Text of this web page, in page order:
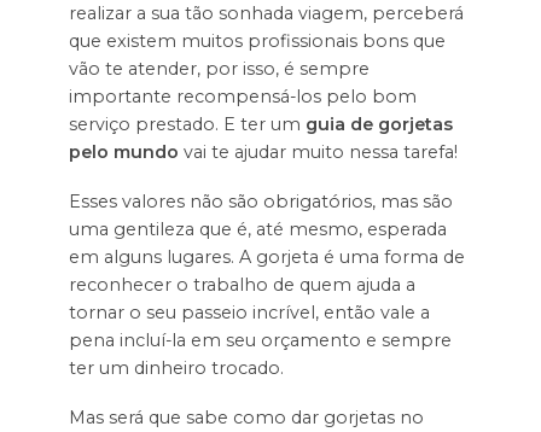
realizar a sua tão sonhada viagem, perceberá
que existem muitos profissionais bons que
vão te atender, por isso, é sempre
importante recompensá-los pelo bom
serviço prestado. E ter um guia de gorjetas
pelo mundo vai te ajudar muito nessa tarefa!
Esses valores não são obrigatórios, mas são
uma gentileza que é, até mesmo, esperada
em alguns lugares. A gorjeta é uma forma de
reconhecer o trabalho de quem ajuda a
tornar o seu passeio incrível, então vale a
pena incluí-la em seu orçamento e sempre
ter um dinheiro trocado.
Mas será que sabe como dar gorjetas no